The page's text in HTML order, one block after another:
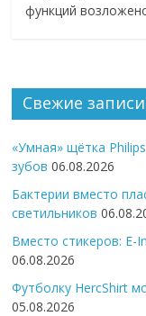
функций
Свежие
«Умная» щётка
зубов 06.08.2026
Бактерии вместо
светильников
Вместо стикеров: E-
06.08.2026
Футболку HercShirt
05.08.2026